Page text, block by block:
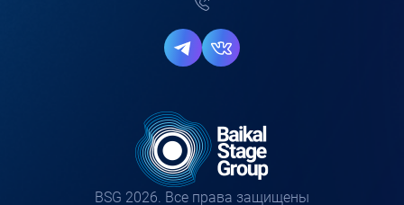
BSG 2026. Все права защищены